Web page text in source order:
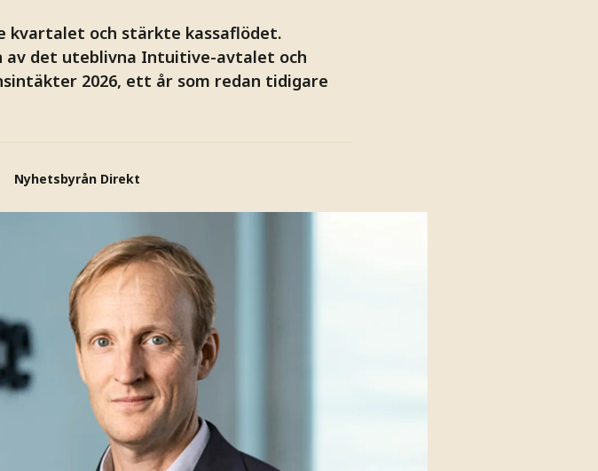
kvartalet och stärkte kassaflödet.
det uteblivna Intuitive-avtalet och
2026, ett år som redan tidigare
Nyhetsbyrån Direkt